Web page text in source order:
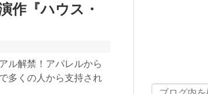
作『ハウス・
ル解禁！アパレルから
多くの人から支持され